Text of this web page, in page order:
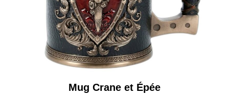
Mug Crane et Épée